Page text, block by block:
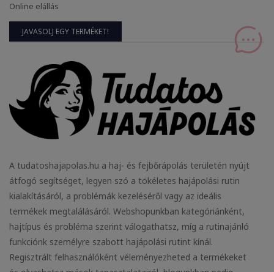
A tudatoshajapolas.hu a haj- és fejbőrápolás területén nyújt
átfogó segítséget, legyen szó a tökéletes hajápolási rutin
kialakításáról, a problémák kezeléséről vagy az ideális
termékek megtalálásáról. Webshopunkban kategóriánként,
hajtípus és probléma szerint válogathatsz, míg a rutinajánló
funkciónk személyre szabott hajápolási rutint kínál.
Regisztrált felhasználóként véleményezheted a termékeket
Online elállás
JAVASOLJ EGY TERMÉKET!